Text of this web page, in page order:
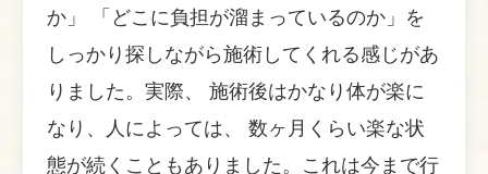
か」 「どこに負担が溜まっているのか」を
しっかり探しながら施術してくれる感じがあ
りました。実際、 施術後はかなり体が楽に
なり、人によっては、 数ヶ月くらい楽な状
態が続くこともありました。これは今まで行